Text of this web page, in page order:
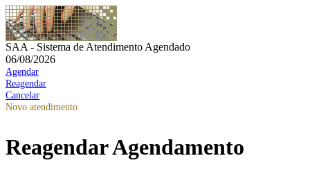
SAA - Sistema de Atendimento Agendado
06/08/2026
Agendar
Reagendar
Cancelar
Novo atendimento
Reagendar Agendamento